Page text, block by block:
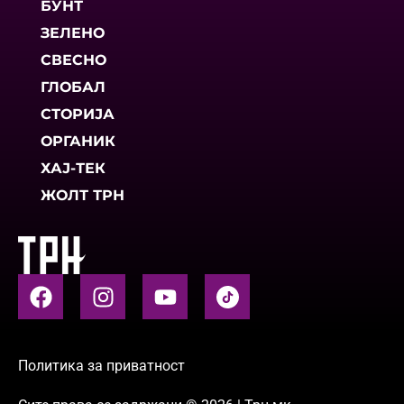
БУНТ
ЗЕЛЕНО
СВЕСНО
ГЛОБАЛ
СТОРИЈА
ОРГАНИК
ХАЈ-ТЕК
ЖОЛТ ТРН
Политика за приватност